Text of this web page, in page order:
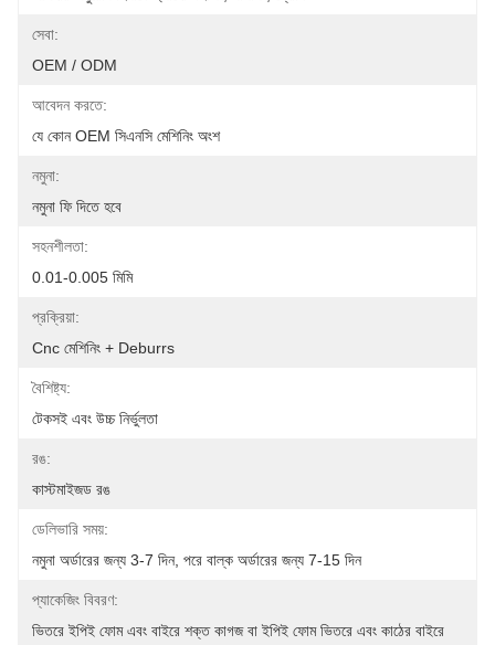
সেবা:
OEM / ODM
আবেদন করতে:
যে কোন OEM সিএনসি মেশিনিং অংশ
নমুনা:
নমুনা ফি দিতে হবে
সহনশীলতা:
0.01-0.005 মিমি
প্রক্রিয়া:
Cnc মেশিনিং + Deburrs
বৈশিষ্ট্য:
টেকসই এবং উচ্চ নির্ভুলতা
রঙ:
কাস্টমাইজড রঙ
ডেলিভারি সময়:
নমুনা অর্ডারের জন্য 3-7 দিন, পরে বাল্ক অর্ডারের জন্য 7-15 দিন
প্যাকেজিং বিবরণ:
ভিতরে ইপিই ফোম এবং বাইরে শক্ত কাগজ বা ইপিই ফোম ভিতরে এবং কাঠের বাইরে